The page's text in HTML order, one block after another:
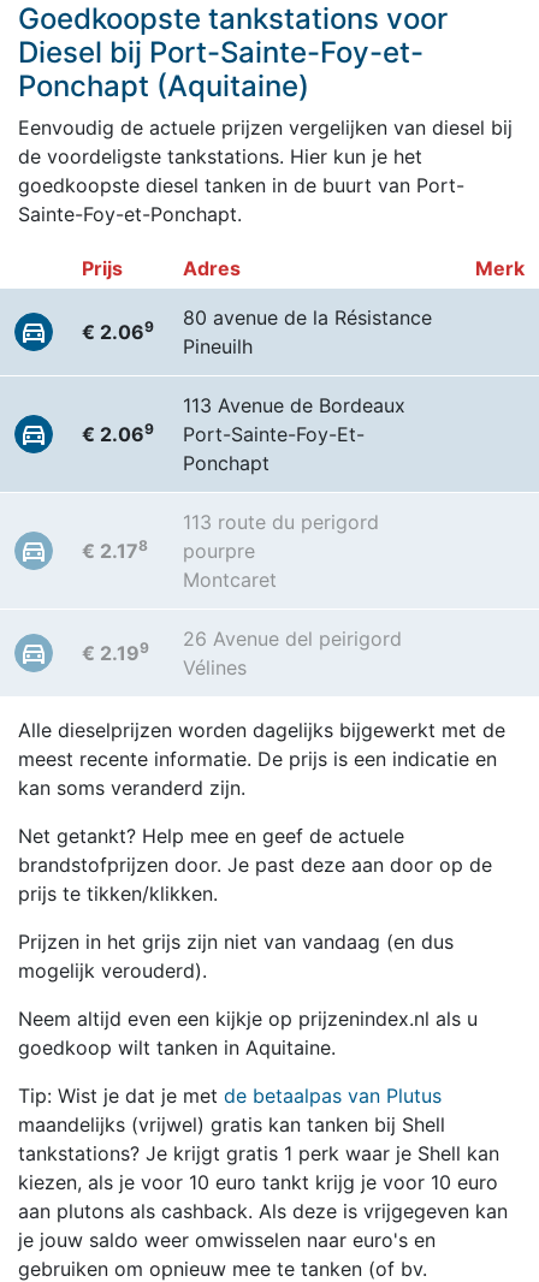
Goedkoopste tankstations voor
Diesel bij Port-Sainte-Foy-et-
Ponchapt (Aquitaine)
Eenvoudig de actuele prijzen vergelijken van diesel bij
de voordeligste tankstations. Hier kun je het
goedkoopste diesel tanken in de buurt van Port-
Sainte-Foy-et-Ponchapt.
Prijs Adres Merk
€ 2.069
80 avenue de la Résistance
Pineuilh
€ 2.069
113 Avenue de Bordeaux
Port-Sainte-Foy-Et-
Ponchapt
€ 2.178
113 route du perigord
pourpre
Montcaret
€ 2.199
26 Avenue del peirigord
Vélines
Alle dieselprijzen worden dagelijks bijgewerkt met de
meest recente informatie. De prijs is een indicatie en
kan soms veranderd zijn.
Net getankt? Help mee en geef de actuele
brandstofprijzen door. Je past deze aan door op de
prijs te tikken/klikken.
Prijzen in het grijs zijn niet van vandaag (en dus
mogelijk verouderd).
Neem altijd even een kijkje op prijzenindex.nl als u
goedkoop wilt tanken in Aquitaine.
Tip: Wist je dat je met de betaalpas van Plutus
maandelijks (vrijwel) gratis kan tanken bij Shell
tankstations? Je krijgt gratis 1 perk waar je Shell kan
kiezen, als je voor 10 euro tankt krijg je voor 10 euro
aan plutons als cashback. Als deze is vrijgegeven kan
je jouw saldo weer omwisselen naar euro's en
gebruiken om opnieuw mee te tanken (of bv.